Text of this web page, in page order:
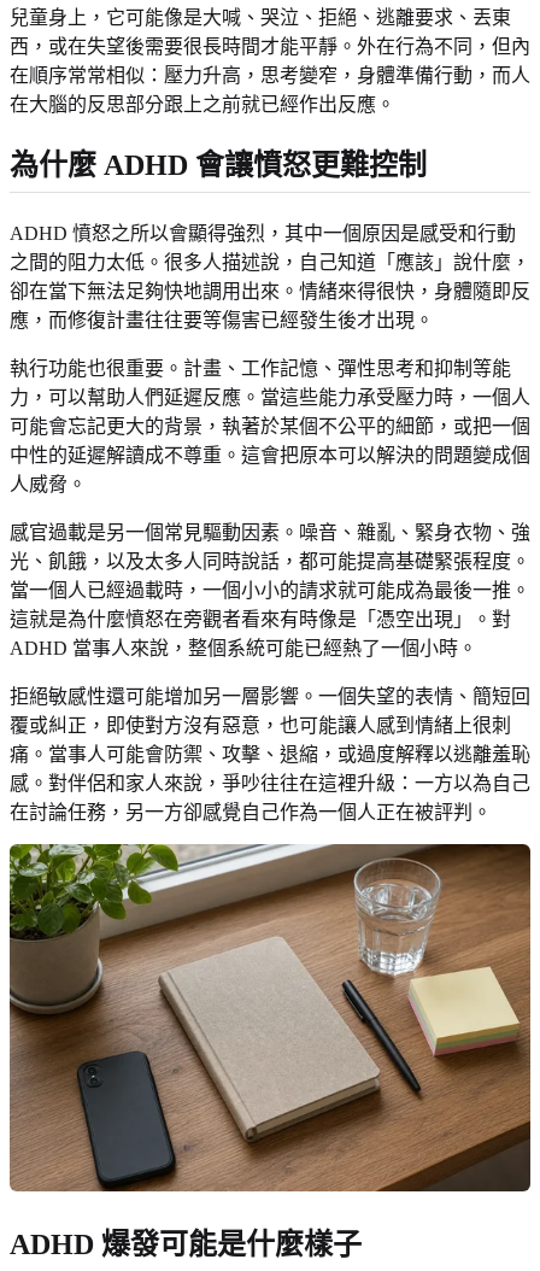
兒童身上，它可能像是大喊、哭泣、拒絕、逃離要求、丟東
西，或在失望後需要很長時間才能平靜。外在行為不同，但內
在順序常常相似：壓力升高，思考變窄，身體準備行動，而人
在大腦的反思部分跟上之前就已經作出反應。
為什麼 ADHD 會讓憤怒更難控制
ADHD 憤怒之所以會顯得強烈，其中一個原因是感受和行動
之間的阻力太低。很多人描述說，自己知道「應該」說什麼，
卻在當下無法足夠快地調用出來。情緒來得很快，身體隨即反
應，而修復計畫往往要等傷害已經發生後才出現。
執行功能也很重要。計畫、工作記憶、彈性思考和抑制等能
力，可以幫助人們延遲反應。當這些能力承受壓力時，一個人
可能會忘記更大的背景，執著於某個不公平的細節，或把一個
中性的延遲解讀成不尊重。這會把原本可以解決的問題變成個
人威脅。
感官過載是另一個常見驅動因素。噪音、雜亂、緊身衣物、強
光、飢餓，以及太多人同時說話，都可能提高基礎緊張程度。
當一個人已經過載時，一個小小的請求就可能成為最後一推。
這就是為什麼憤怒在旁觀者看來有時像是「憑空出現」。對
ADHD 當事人來說，整個系統可能已經熱了一個小時。
拒絕敏感性還可能增加另一層影響。一個失望的表情、簡短回
覆或糾正，即使對方沒有惡意，也可能讓人感到情緒上很刺
痛。當事人可能會防禦、攻擊、退縮，或過度解釋以逃離羞恥
感。對伴侶和家人來說，爭吵往往在這裡升級：一方以為自己
在討論任務，另一方卻感覺自己作為一個人正在被評判。
ADHD 爆發可能是什麼樣子